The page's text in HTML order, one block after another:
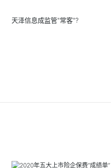
天泽信息成监管"常客"?